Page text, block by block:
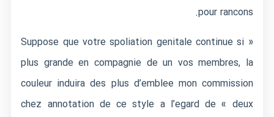
pour rancons.
« Suppose que votre spoliation genitale continue si
plus grande en compagnie de un vos membres, la
couleur induira des plus d’emblee mon commission
chez annotation de ce style a l’egard de « deux